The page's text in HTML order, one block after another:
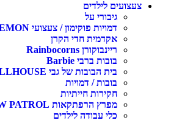
לילדים
גיבורי על
דמויות פוקימון / צעצועי POKEMON
אקדמית חדי הקרן
ריינבוקורן Rainbocorns
בובות ברבי Barbie
בית הבובות של גבי GABBY'S DOLLHOUSE
בובות / דמויות
חקירות חייתיות
מפרץ הרפתקאות PAW PATROL
כלי עבודה לילדים